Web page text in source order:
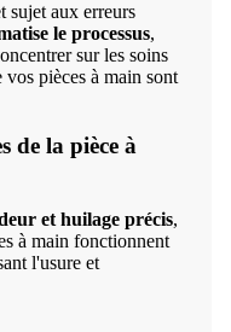
sujet aux erreurs
le processus,
sur les soins
vos pièces à main sont
de la pièce à
et huilage précis,
à main fonctionnent
l'usure et